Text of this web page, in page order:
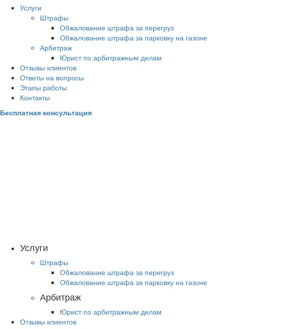
Услуги
Штрафы
Обжалование штрафа за перегруз
Обжалование штрафа за парковку на газоне
Арбитраж
Юрист по арбитражным делам
Отзывы клиентов
Ответы на вопросы
Этапы работы
Контакты
Бесплатная консультация
Услуги
Штрафы
Обжалование штрафа за перегруз
Обжалование штрафа за парковку на газоне
Арбитраж
Юрист по арбитражным делам
Отзывы клиентов